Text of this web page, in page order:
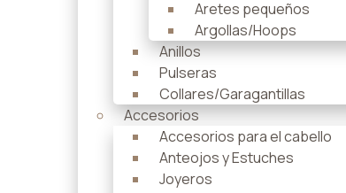
Aretes pequeños
Argollas/Hoops
Anillos
Pulseras
Collares/Garagantillas
Accesorios
Accesorios para el cabello
Anteojos y Estuches
Joyeros